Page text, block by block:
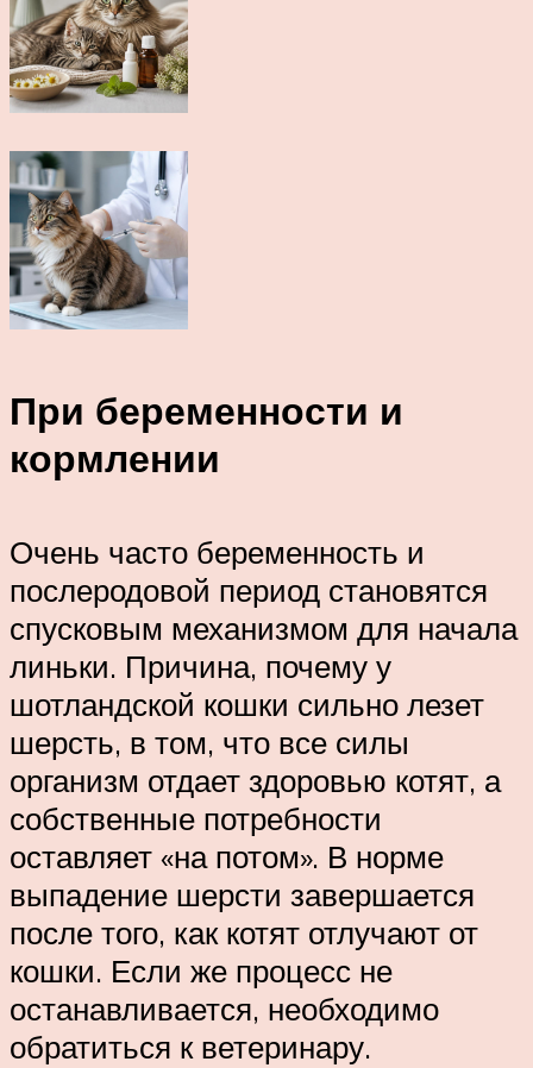
При беременности и
кормлении
Очень часто беременность и
послеродовой период становятся
спусковым механизмом для начала
линьки. Причина, почему у
шотландской кошки сильно лезет
шерсть, в том, что все силы
организм отдает здоровью котят, а
собственные потребности
оставляет «на потом». В норме
выпадение шерсти завершается
после того, как котят отлучают от
кошки. Если же процесс не
останавливается, необходимо
обратиться к ветеринару.